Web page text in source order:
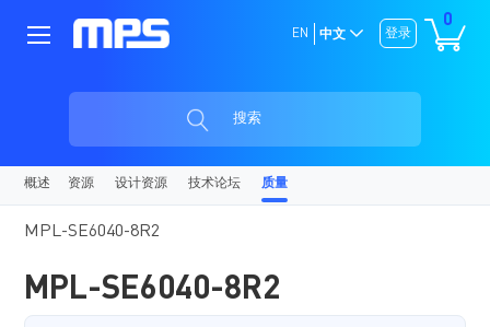
0
登录
EN 中文
搜索
概述 资源 设计资源 技术论坛 质量
MPL-SE6040-8R2
MPL-SE6040-8R2